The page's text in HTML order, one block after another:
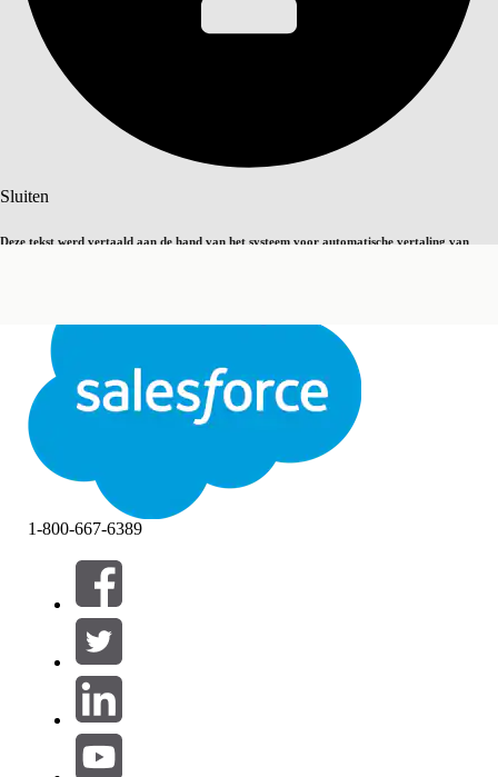
Sluiten
Deze tekst werd vertaald aan de hand van het systeem voor automatische vertaling van
Sluiten Sluiten
Zoeken
Filteren op (0)
FILTERS SELECTEREN
Productgebied
1-800-667-6389